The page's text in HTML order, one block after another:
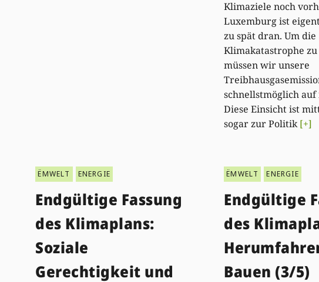
Klimaziele noch
Luxemburg ist
zu spät dran. Um die
Klimakatastrophe
müssen wir unsere
schnellstmöglich auf
Diese Einsicht ist
sogar zur Politik[+]
ËMWELT ENERGIE
Endgültige Fassung
des Klimaplans:
Soziale
Gerechtigkeit und
ËMWELT ENERGIE
Endgültige
des
Bauen (3/5)